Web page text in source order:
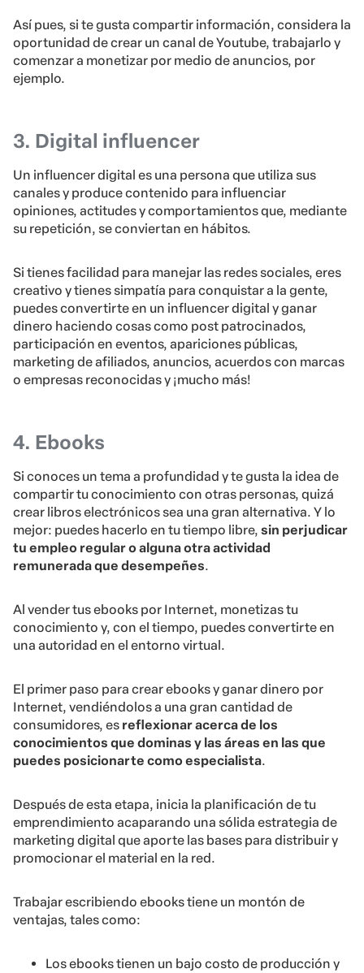
Así pues, si te gusta compartir información, considera la
oportunidad de crear un canal de Youtube, trabajarlo y
comenzar a monetizar por medio de anuncios, por
ejemplo.
3. Digital influencer
Un influencer digital es una persona que utiliza sus
canales y produce contenido para influenciar
opiniones, actitudes y comportamientos que, mediante
su repetición, se conviertan en hábitos.
Si tienes facilidad para manejar las redes sociales, eres
creativo y tienes simpatía para conquistar a la gente,
puedes convertirte en un influencer digital y ganar
dinero haciendo cosas como post patrocinados,
participación en eventos, apariciones públicas,
marketing de afiliados, anuncios, acuerdos con marcas
o empresas reconocidas y ¡mucho más!
4. Ebooks
Si conoces un tema a profundidad y te gusta la idea de
compartir tu conocimiento con otras personas, quizá
crear libros electrónicos sea una gran alternativa. Y lo
mejor: puedes hacerlo en tu tiempo libre, sin perjudicar
tu empleo regular o alguna otra actividad
remunerada que desempeñes.
Al vender tus ebooks por Internet, monetizas tu
conocimiento y, con el tiempo, puedes convertirte en
una autoridad en el entorno virtual.
El primer paso para crear ebooks y ganar dinero por
Internet, vendiéndolos a una gran cantidad de
consumidores, es reflexionar acerca de los
conocimientos que dominas y las áreas en las que
puedes posicionarte como especialista.
Después de esta etapa, inicia la planificación de tu
emprendimiento acaparando una sólida estrategia de
marketing digital que aporte las bases para distribuir y
promocionar el material en la red.
Trabajar escribiendo ebooks tiene un montón de
ventajas, tales como:
Los ebooks tienen un bajo costo de producción y